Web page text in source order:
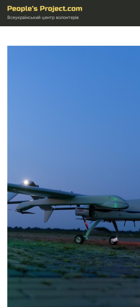
Всеукраїнський центр волонтерів